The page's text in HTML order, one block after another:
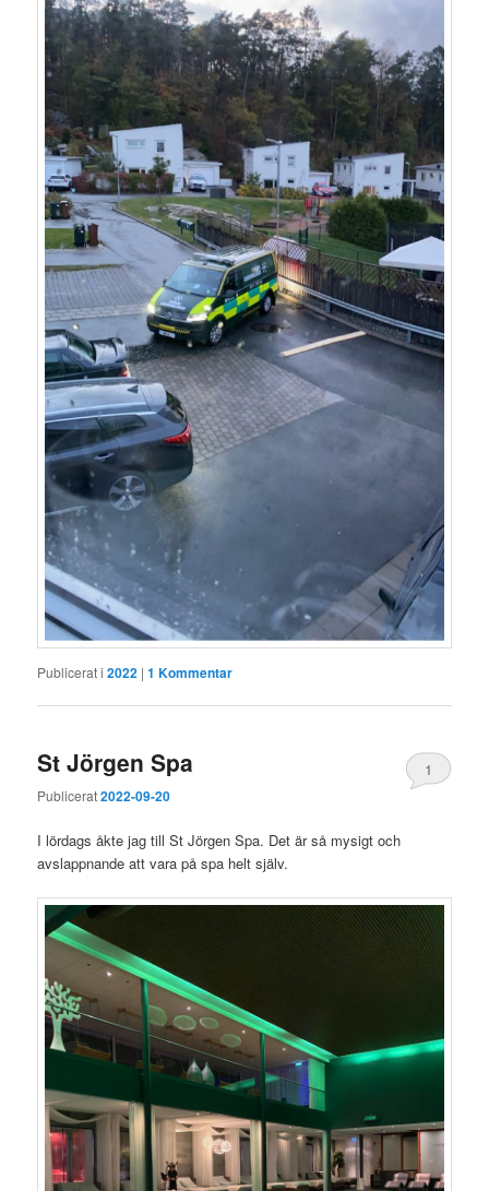
Publicerat i 2022 |1 Kommentar
St Jörgen Spa
Publicerat2022-09-20
1
I lördags åkte jag till St Jörgen Spa. Det är så mysigt och
avslappnande att vara på spa helt själv.